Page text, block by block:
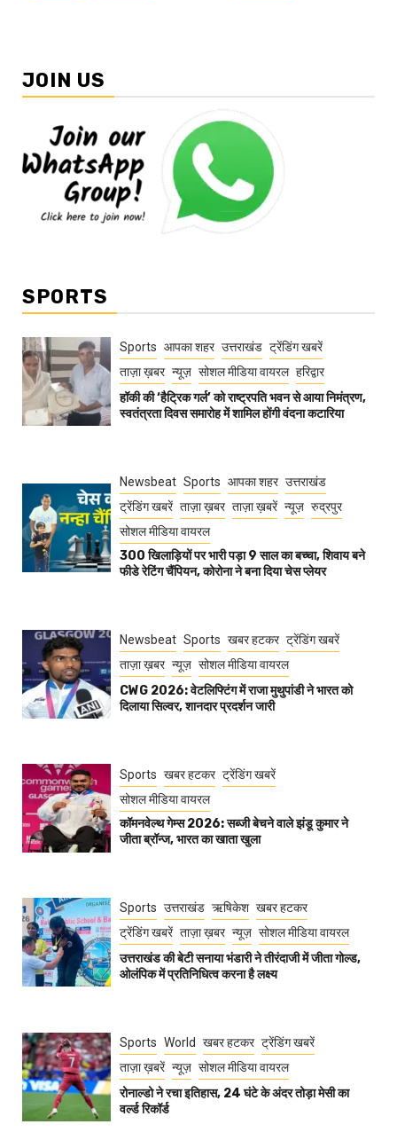
JOIN US
SPORTS
Sports आपका शहर उत्तराखंड ट्रेंडिंग खबरें
ताज़ा ख़बर न्यूज़ सोशल मीडिया वायरल हरिद्वार
हॉकी की ‘हैट्रिक गर्ल’ को राष्ट्रपति भवन से आया निमंत्रण,
स्वतंत्रता दिवस समारोह में शामिल होंगी वंदना कटारिया
Newsbeat Sports आपका शहर उत्तराखंड
ट्रेंडिंग खबरें ताज़ा ख़बर ताज़ा ख़बरें न्यूज़ रुद्रपुर
सोशल मीडिया वायरल
300 खिलाड़ियों पर भारी पड़ा 9 साल का बच्चा, शिवाय बने
फीडे रेटिंग चैंपियन, कोरोना ने बना दिया चेस प्लेयर
Newsbeat Sports खबर हटकर ट्रेंडिंग खबरें
ताज़ा ख़बर न्यूज़ सोशल मीडिया वायरल
CWG 2026: वेटलिफ्टिंग में राजा मुथुपांडी ने भारत को
दिलाया सिल्वर, शानदार प्रदर्शन जारी
Sports खबर हटकर ट्रेंडिंग खबरें
सोशल मीडिया वायरल
कॉमनवेल्थ गेम्स 2026: सब्जी बेचने वाले झंडू कुमार ने
जीता ब्रॉन्ज, भारत का खाता खुला
Sports उत्तराखंड ऋषिकेश खबर हटकर
ट्रेंडिंग खबरें ताज़ा ख़बर न्यूज़ सोशल मीडिया वायरल
उत्तराखंड की बेटी सनाया भंडारी ने तीरंदाजी में जीता गोल्ड,
ओलंपिक में प्रतिनिधित्व करना है लक्ष्य
Sports World खबर हटकर ट्रेंडिंग खबरें
ताज़ा ख़बरें न्यूज़ सोशल मीडिया वायरल
रोनाल्डो ने रचा इतिहास, 24 घंटे के अंदर तोड़ा मेसी का
वर्ल्ड रिकॉर्ड